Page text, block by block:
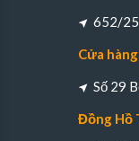
652/25
Cửa
Số 29
Đồng Hồ